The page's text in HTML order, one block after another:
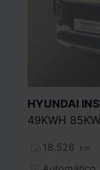
HYUNDAI
49KWH
18.526 km